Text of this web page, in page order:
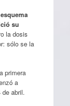
su
la dosis
sólo se la
primera
a
de abril.